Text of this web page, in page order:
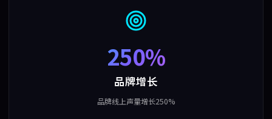
250%
品牌增长
品牌线上声量增长250%